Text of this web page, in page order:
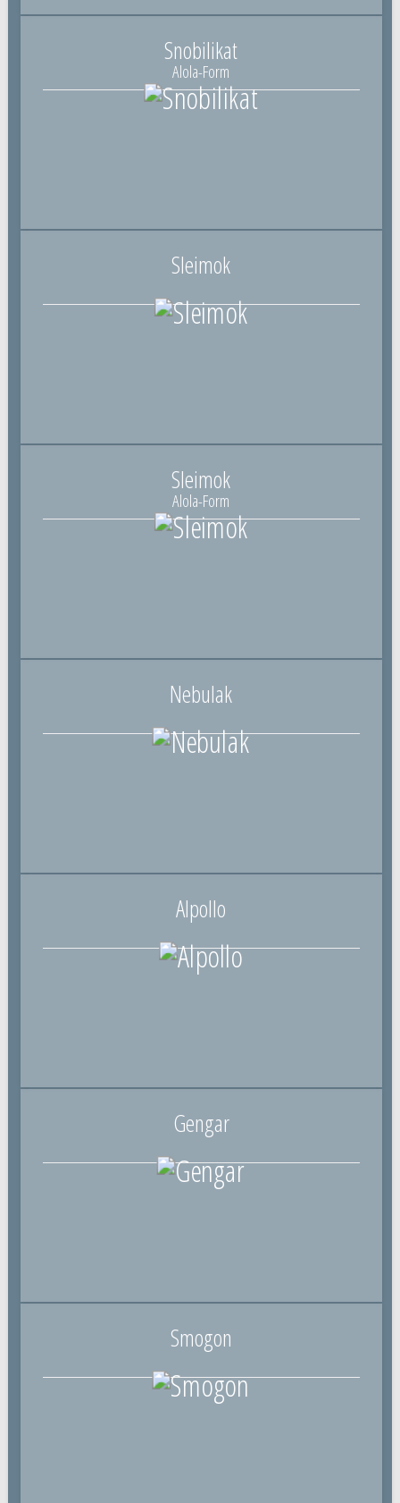
Snobilikat
Alola-Form
Sleimok
Sleimok
Alola-Form
Nebulak
Alpollo
Gengar
Smogon